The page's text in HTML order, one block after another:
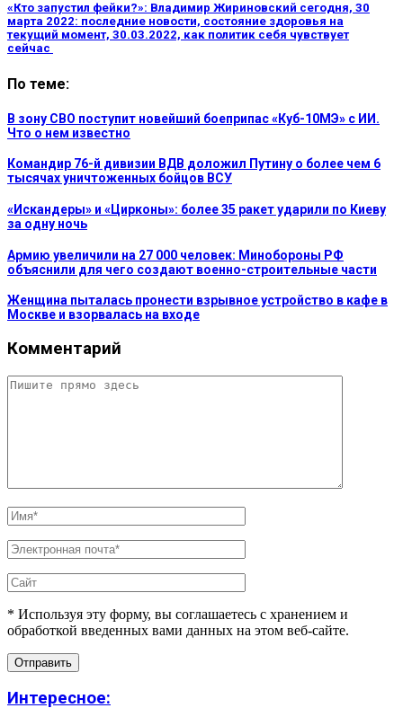
«Кто запустил фейки?»: Владимир Жириновский сегодня, 30
марта 2022: последние новости, состояние здоровья на
текущий момент, 30.03.2022, как политик себя чувствует
сейчас
По теме:
В зону СВО поступит новейший боеприпас «Куб-10МЭ» с ИИ.
Что о нем известно
Командир 76-й дивизии ВДВ доложил Путину о более чем 6
тысячах уничтоженных бойцов ВСУ
«Искандеры» и «Цирконы»: более 35 ракет ударили по Киеву
за одну ночь
Армию увеличили на 27 000 человек: Минобороны РФ
объяснили для чего создают военно-строительные части
Женщина пыталась пронести взрывное устройство в кафе в
Москве и взорвалась на входе
Комментарий
* Используя эту форму, вы соглашаетесь с хранением и
обработкой введенных вами данных на этом веб-сайте.
Интересное: